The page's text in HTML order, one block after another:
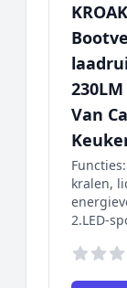
Van
kralen,
2.LED-